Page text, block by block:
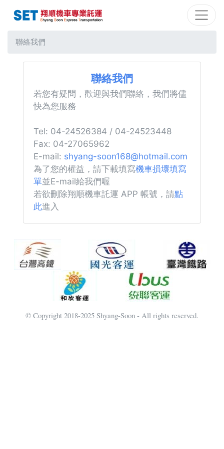
聯絡我們
聯絡我們
若您有疑問，歡迎與我們聯絡，我們將儘
快為您服務
Tel: 04-24526384 / 04-24523448
Fax: 04-27065962
E-mail: shyang-soon168@hotmail.com
為了您的權益，請下載填寫機車損壞填寫
單並E-mail給我們喔
若欲刪除翔順機車託運 APP 帳號，請點
此進入
© Copyright 2018-2025 Shyang-Soon - All rights reserved.